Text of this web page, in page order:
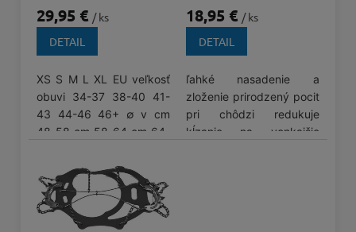
u
o
v
29,95 € / ks
DETAIL
XS S M L XL EU veľkosť
obuvi 34-37 38-40 41-
43 44-46 46+ ∅ v cm
48-58 cm 58-64 cm 64-
18,95 € / ks
DETAIL
ľahké nasadenie a
zloženie prirodzený pocit
pri chôdzi redukuje
kĺzanie na vonkajšie